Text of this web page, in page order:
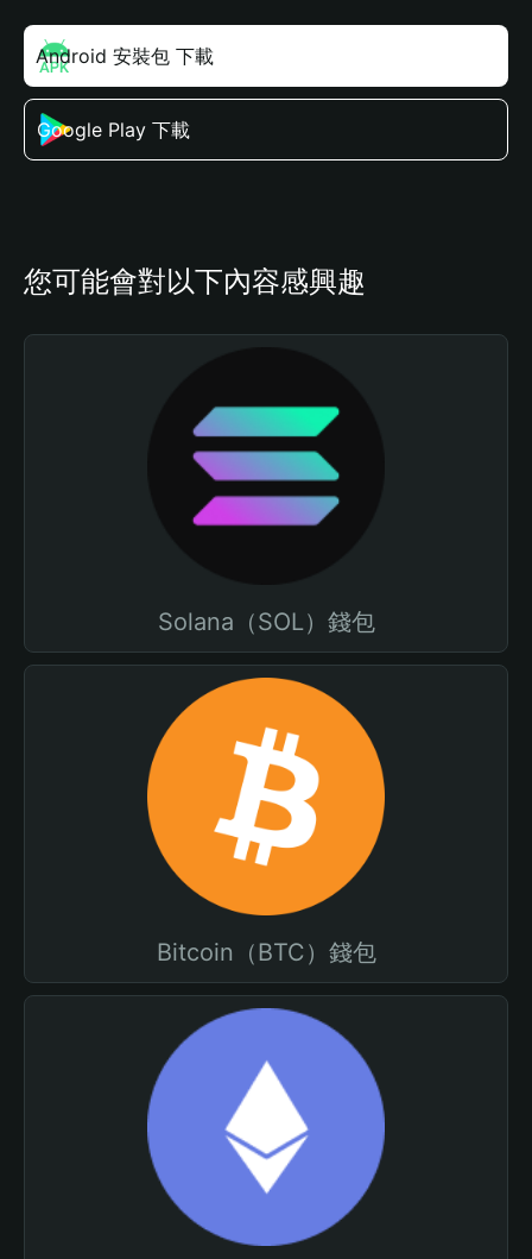
Android 安裝包 下載
Google Play 下載
您可能會對以下內容感興趣
Solana（SOL）錢包
Bitcoin（BTC）錢包